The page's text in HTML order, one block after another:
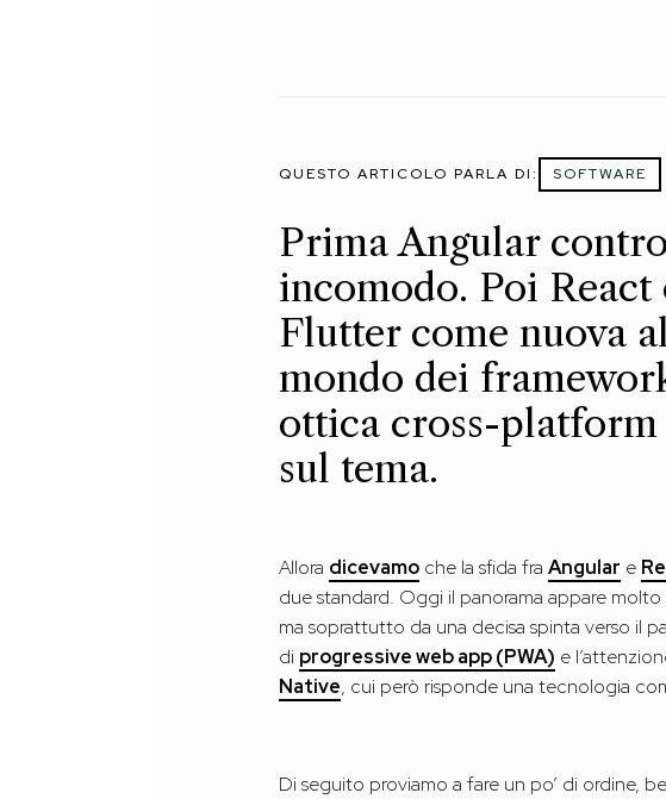
QUESTO ARTICOLO PARLA DI: SOFTWARE
Prima Angular
incomodo. Poi
Flutter come nuova
mondo dei
ottica cross-
sul tema.
Allora dicevamo che la sfida fraAngular e
due standard. Oggi il panorama appare
ma soprattutto da una decisa spinta verso il
di progressive web app (PWA) e
Native, cui però risponde una tecnologia
Di seguito proviamo a fare un po’ di ordine,